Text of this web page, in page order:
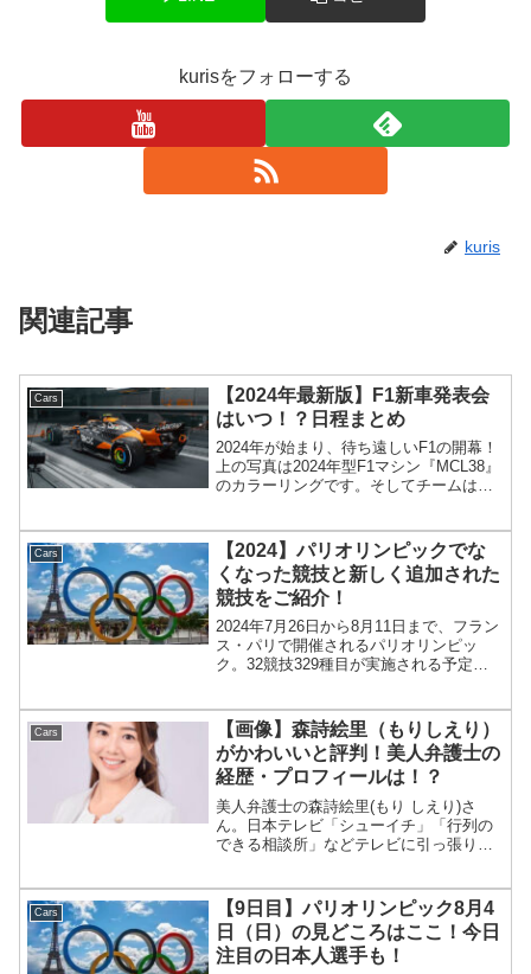
kurisをフォローする
kuris
関連記事
Cars
【2024年最新版】F1新車発表会
はいつ！？日程まとめ
2024年が始まり、待ち遠しいF1の開幕！
上の写真は2024年型F1マシン『MCL38』
のカラーリングです。そしてチームは新
新車発表会の日程チーム名発表日マシン
名ドライ...
Cars
【2024】パリオリンピックでな
くなった競技と新しく追加された
競技をご紹介！
2024年7月26日から8月11日まで、フラン
ス・パリで開催されるパリオリンピッ
ク。32競技329種目が実施される予定で
ックでは東京オリンピックからなくなっ
た...
Cars
【画像】森詩絵里（もりしえり）
がかわいいと評判！美人弁護士の
経歴・プロフィールは！？
美人弁護士の森詩絵里(もり しえり)さ
ん。日本テレビ「シューイチ」「行列の
できる相談所」などテレビに引っ張りだ
ています！ 森詩絵里のプロフィール こ
の投稿をInst...
Cars
【9日目】パリオリンピック8月4
日（日）の見どころはここ！今日
注目の日本人選手も！